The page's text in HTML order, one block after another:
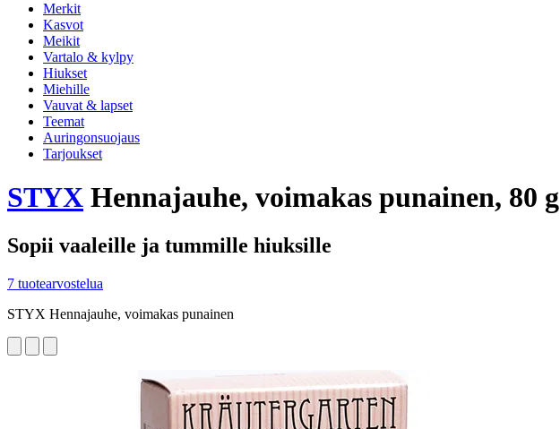
Merkit
Kasvot
Meikit
Vartalo & kylpy
Hiukset
Miehille
Vauvat & lapset
Teemat
Auringonsuojaus
Tarjoukset
STYX Hennajauhe, voimakas punainen, 80 g
Sopii vaaleille ja tummille hiuksille
7 tuotearvostelua
STYX Hennajauhe, voimakas punainen